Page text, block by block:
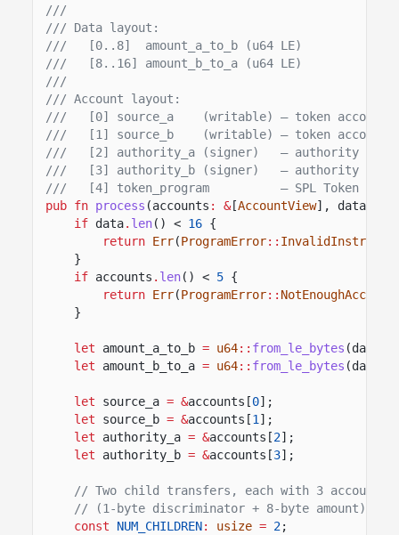
///
/// Data layout:
///   [0..8]  amount_a_to_b (u64 LE)
///   [8..16] amount_b_to_a (u64 LE)
///
/// Account layout:
///   [0] source_a    (writable) — token account
///   [1] source_b    (writable) — token account
///   [2] authority_a (signer)   — authority for
///   [3] authority_b (signer)   — authority for
///   [4] token_program          — SPL Token
pub fn process (accounts : &[AccountView], data
if data. len() < 16 {
return Err(ProgramError::
}
if accounts . len() < 5 {
return Err(ProgramError::
}
let amount_a_to_b = u64:: from_le_bytes (data[
let
amount_b_to_a = u64:: from_le_bytes (data[
let source_a = &accounts[0];
let
source_b = &accounts[1 ];
let
authority_a = &accounts[2];
let
authority_b = &accounts[3];
// Two child transfers, each with 3 accounts
// (1-byte discriminator + 8-byte amount).
const
NUM_CHILDREN: usize = 2;